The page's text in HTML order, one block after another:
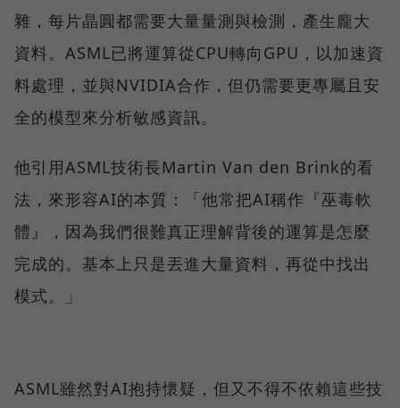
雜，每片晶圓都需要大量量測與檢測，產生龐大
資料。ASML已將運算從CPU轉向GPU，以加速資
料處理，並與NVIDIA合作，但仍需要更專屬且安
全的模型來分析敏感資訊。
他引用ASML技術長Martin Van den Brink的看
法，來形容AI的本質：「他常把AI稱作『巫毒軟
體』，因為我們很難真正理解背後的運算是怎麼
完成的。基本上只是丟進大量資料，再從中找出
模式。」
ASML雖然對AI抱持懷疑，但又不得不依賴這些技